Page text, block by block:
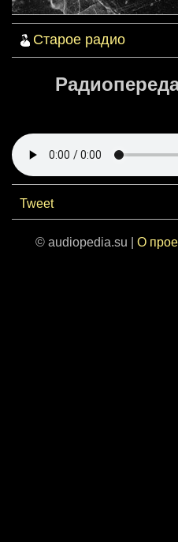
Старое радио
Tweet
© audiopedia.su | О